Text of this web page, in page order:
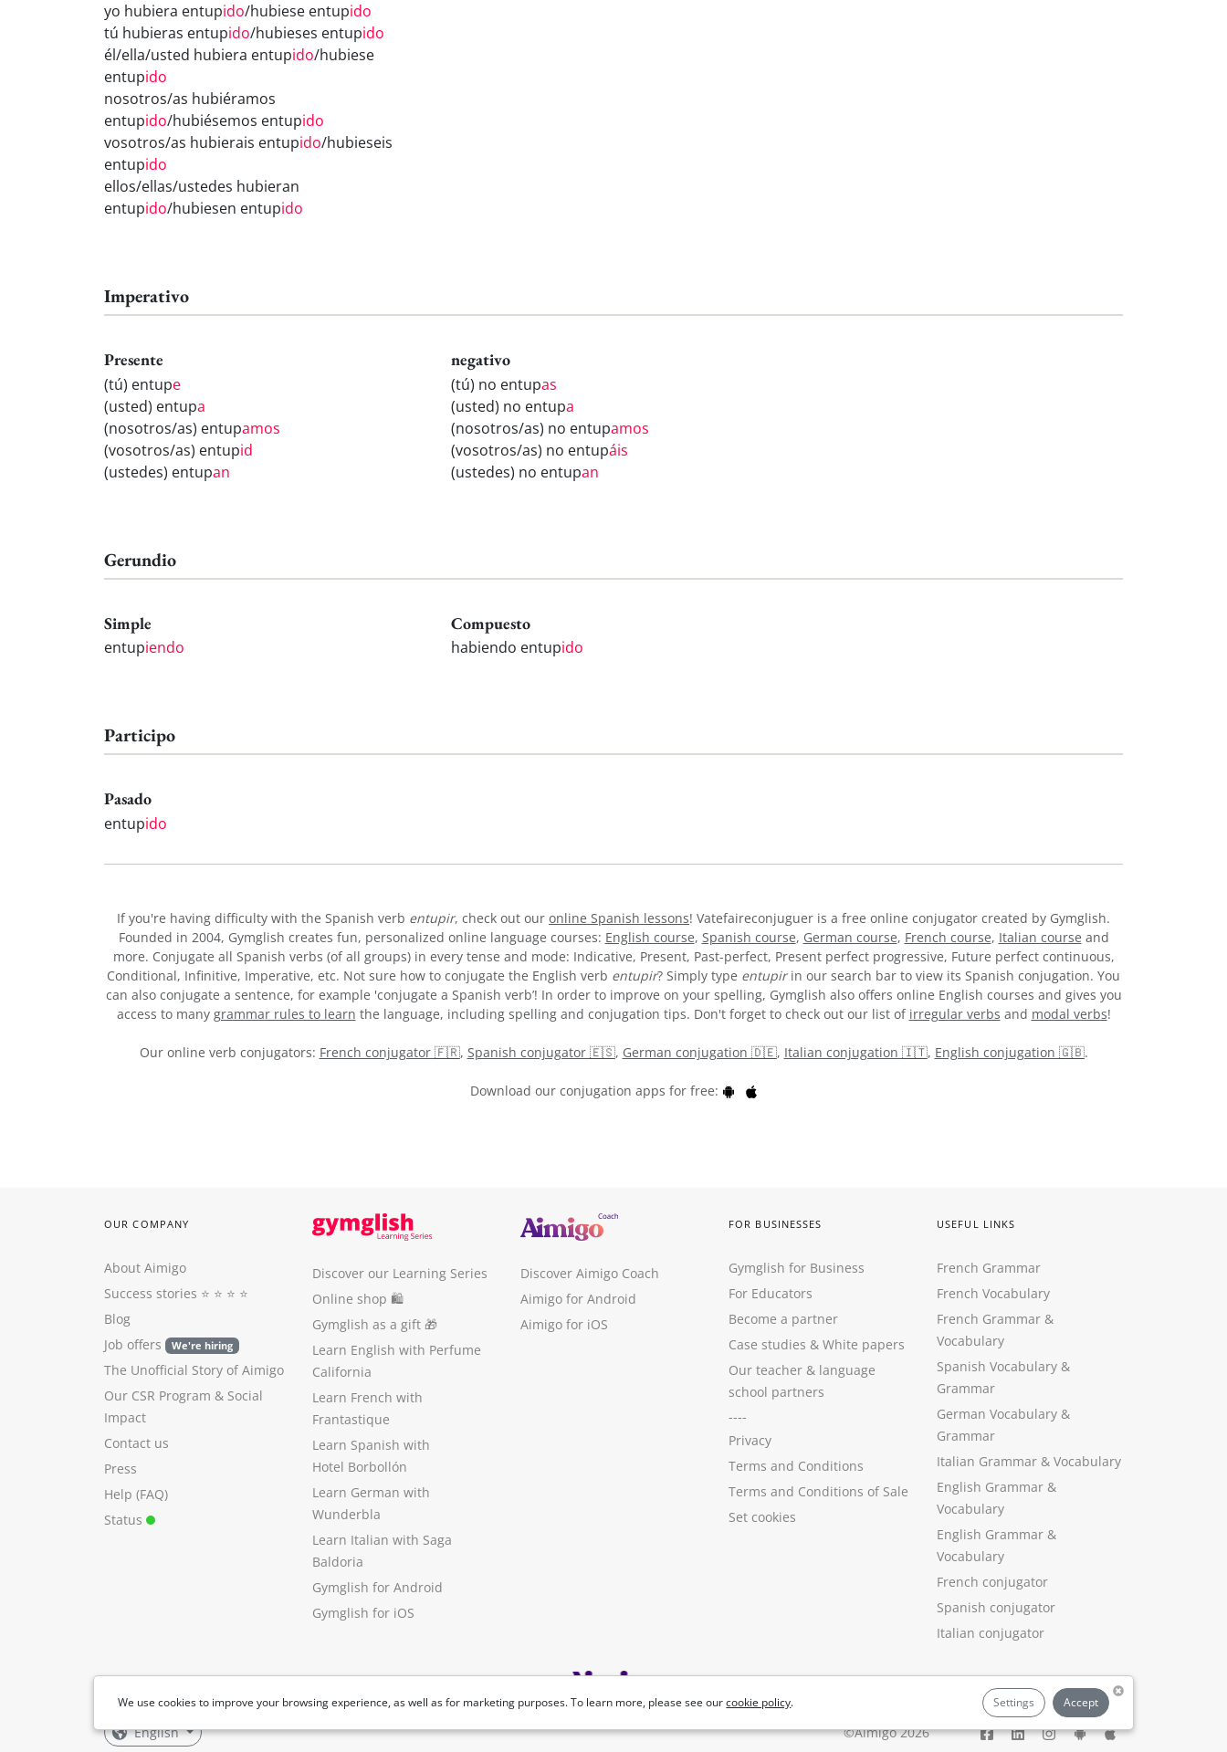
yo hubiera entupido/hubiese entupido
tú hubieras entupido/hubieses entupido
él/ella/usted hubiera entupido/hubiese
entupido
nosotros/as hubiéramos
entupido/hubiésemos entupido
vosotros/as hubierais entupido/hubieseis
entupido
ellos/ellas/ustedes hubieran
entupido/hubiesen entupido
Imperativo
Presente
(tú) entupe
(usted) entupa
(nosotros/as) entupamos
(vosotros/as) entupid
(ustedes) entupan
negativo
(tú) no entupas
(usted) no entupa
(nosotros/as) no entupamos
(vosotros/as) no entupáis
(ustedes) no entupan
Gerundio
Simple
entupiendo
Compuesto
habiendo entupido
Participo
Pasado
entupido
If you're having difficulty with the Spanish verb entupir, check out our online Spanish lessons! Vatefaireconjuguer is a free online conjugator created by Gymglish.
Founded in 2004, Gymglish creates fun, personalized online language courses: English course, Spanish course, German course, French course, Italian course and
more. Conjugate all Spanish verbs (of all groups) in every tense and mode: Indicative, Present, Past-perfect, Present perfect progressive, Future perfect continuous,
Conditional, Infinitive, Imperative, etc. Not sure how to conjugate the English verb entupir? Simply type entupirin our search bar to view its Spanish conjugation. You
can also conjugate a sentence, for example 'conjugate a Spanish verb’! In order to improve on your spelling, Gymglish also offers online English courses and gives you
access to many grammar rules to learn the language, including spelling and conjugation tips. Don't forget to check out our list of irregular verbs and modal verbs!
Our online verb conjugators: French conjugator 🇫🇷, Spanish conjugator 🇪🇸, German conjugation 🇩🇪, Italian conjugation 🇮🇹, English conjugation 🇬🇧.
Download our conjugation apps for free:
We use cookies to improve your browsing experience, as well as for marketing purposes. To learn more, please see ourcookie policy. Settings Accept
OUR COMPANY
About Aimigo
Success stories ⭐️ ⭐️ ⭐️ ⭐️
Blog
Job offers
We're hiring
The Unofficial Story of Aimigo
Our CSR Program & Social
Impact
Contact us
Press
Help (FAQ)
Status
Discover our Learning Series
Online shop 🛍
Gymglish as a gift 🎁
Learn English with Perfume
California
Learn French with
Frantastique
Learn Spanish with
Hotel Borbollón
Learn German with
Wunderbla
Learn Italian with Saga
Baldoria
Gymglish for Android
Gymglish for iOS
Discover Aimigo Coach
Aimigo for Android
Aimigo for iOS
FOR BUSINESSES
Gymglish for Business
For Educators
Become a partner
Case studies & White papers
Our teacher & language
school partners
----
Privacy
Terms and Conditions
Terms and Conditions of Sale
Set cookies
USEFUL LINKS
French Grammar
French Vocabulary
French Grammar &
Vocabulary
Spanish Vocabulary &
Grammar
German Vocabulary &
Grammar
Italian Grammar & Vocabulary
English Grammar &
Vocabulary
English Grammar &
Vocabulary
French conjugator
Spanish conjugator
Italian conjugator
English ©Aimigo 2026